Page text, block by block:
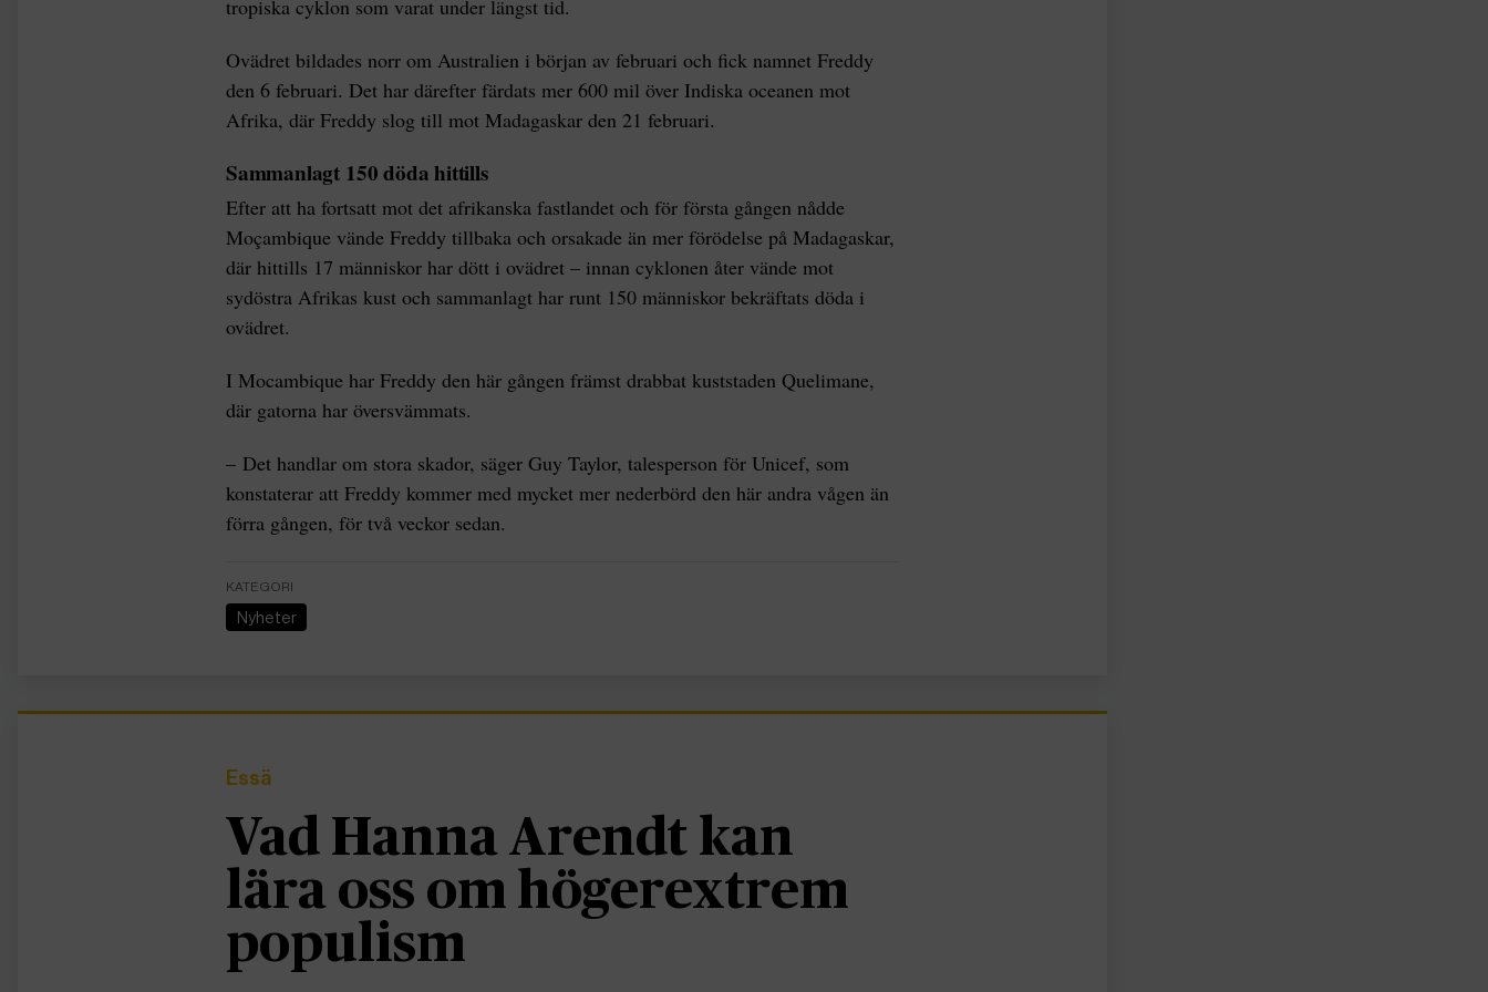
tropiska cyklon som varat under längst tid.
Ovädret bildades norr om Australien i början av februari och fick namnet Freddy
den 6 februari. Det har därefter färdats mer 600 mil över Indiska oceanen mot
Afrika, där Freddy slog till mot Madagaskar den 21 februari.
Sammanlagt 150 döda hittills
Efter att ha fortsatt mot det afrikanska fastlandet och för första gången nådde
Moçambique vände Freddy tillbaka och orsakade än mer förödelse på Madagaskar,
där hittills 17 människor har dött i ovädret – innan cyklonen åter vände mot
sydöstra Afrikas kust och sammanlagt har runt 150 människor bekräftats döda i
ovädret.
I Mocambique har Freddy den här gången främst drabbat kuststaden Quelimane,
där gatorna har översvämmats.
– Det handlar om stora skador, säger Guy Taylor, talesperson för Unicef, som
konstaterar att Freddy kommer med mycket mer nederbörd den här andra vågen än
förra gången, för två veckor sedan.
KATEGORI
Nyheter
Essä
Vad Hanna Arendt kan
lära oss om högerextrem
populism